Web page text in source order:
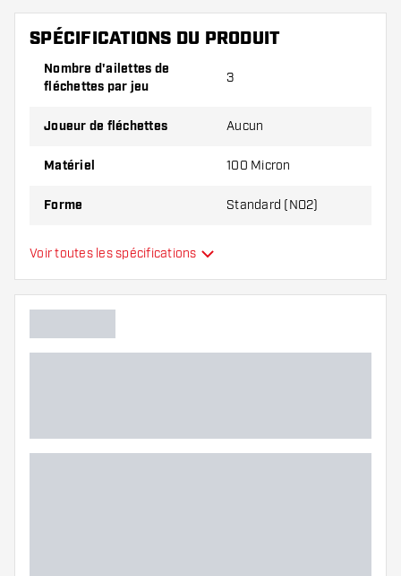
et de tiges. Ils peuvent être endommagés ou
cassés à l'usage.
Essayez une forme, un matériau ou une
la variante qui vous convient le mieux !
SPÉCIFICATIONS DU PRODUIT
Nombre d'ailettes de
fléchettes par jeu
3
Joueur de fléchettes Aucun
Matériel 100 Micron
Forme Standard (NO2)
Type
Flexibilité
Voir toutes les spécifications